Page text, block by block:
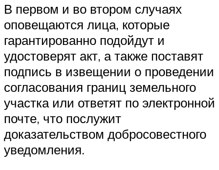
В первом и во втором случаях
оповещаются лица, которые
гарантированно подойдут и
удостоверят акт, а также поставят
подпись в извещении о проведении
согласования границ земельного
участка или ответят по электронной
почте, что послужит
доказательством добросовестного
уведомления.